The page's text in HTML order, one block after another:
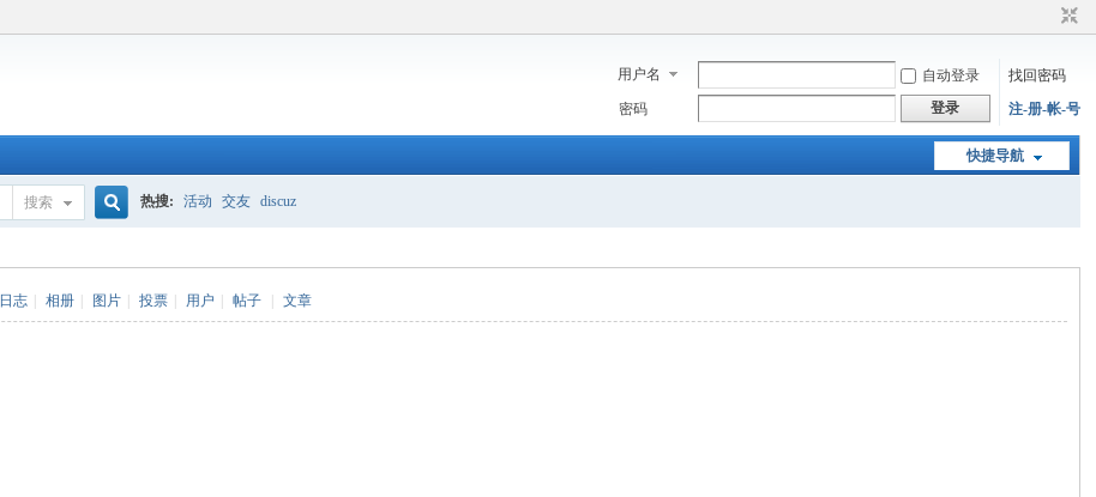
用户名 自动登录
找回密码
密码
登录 注-册-帐-号
快捷导航
搜索 热搜: 活动 交友 discuz
日志 相册 图片 投票 用户 帖子 文章